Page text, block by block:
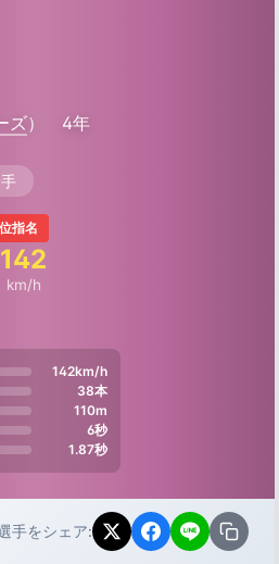
ズ） 4年
指名
142
km/h
142km/h
38本
110m
6秒
1.87秒
手をシェア: